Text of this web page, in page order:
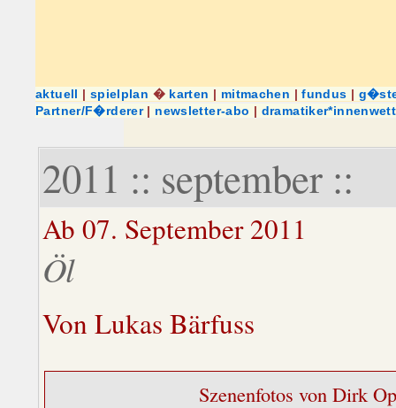
aktuell | spielplan � karten | mitmachen |fundus |
Partner/F�rderer| newsletter-abo |
2011 :: september ::
Ab 07. September 2011
Öl
Von Lukas Bärfuss
Szenenfotos von Dirk